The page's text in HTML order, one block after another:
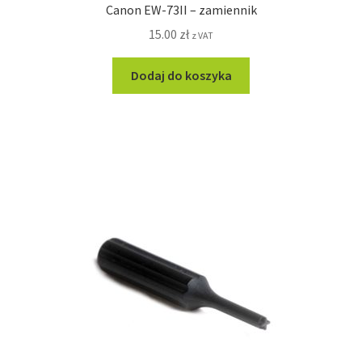
Canon EW-73II – zamiennik
15.00 zł z VAT
Dodaj do koszyka